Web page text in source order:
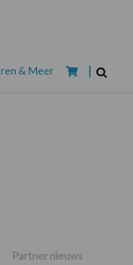
& Meer
Partner nieuws